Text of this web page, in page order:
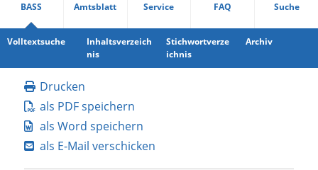
BASS Amtsblatt Service FAQ Suche
Volltextsuche
Inhaltsverzeich
nis
Stichwortverze
ichnis
Archiv
Drucken
als PDF speichern
als Word speichern
als E-Mail verschicken